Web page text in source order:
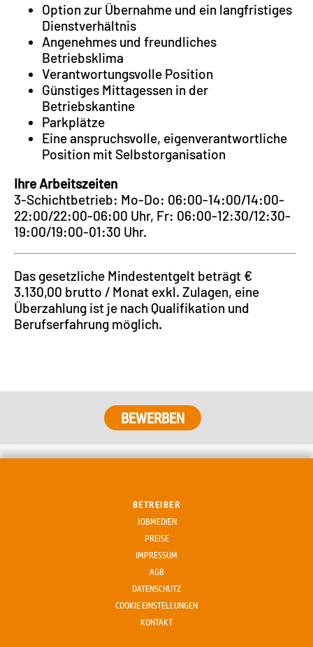
Option zur Übernahme und ein langfristiges
Dienstverhältnis
Angenehmes und freundliches
Betriebsklima
Verantwortungsvolle Position
Günstiges Mittagessen in der
Betriebskantine
Parkplätze
Eine anspruchsvolle, eigenverantwortliche
Position mit Selbstorganisation
Ihre Arbeitszeiten
3-Schichtbetrieb: Mo-Do: 06:00-14:00/14:00-
22:00/22:00-06:00 Uhr, Fr: 06:00-12:30/12:30-
19:00/19:00-01:30 Uhr.
Das gesetzliche Mindestentgelt beträgt €
3.130,00 brutto / Monat exkl. Zulagen, eine
Überzahlung ist je nach Qualifikation und
Berufserfahrung möglich.
BETREIBER
JOBMEDIEN
PREISE
IMPRESSUM
AGB
DATENSCHUTZ
COOKIE EINSTELLUNGEN
KONTAKT